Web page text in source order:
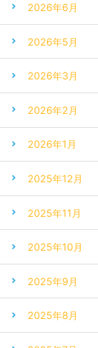
2026年6月
2026年5月
2026年3月
2026年2月
2026年1月
2025年12月
2025年11月
2025年10月
2025年9月
2025年8月